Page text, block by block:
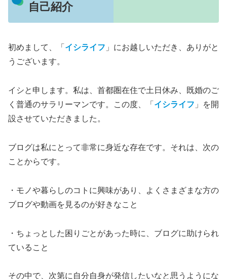
自己紹介
初めまして、「 イシライフ 」にお越しいただき、ありがと
うございます。
イシと申します。私は、首都圏在住で土日休み、既婚のご
く普通のサラリーマンです。この度、「 イシライフ 」を開
設させていただきました。
ブログは私にとって非常に身近な存在です。それは、次の
ことからです。
・モノや暮らしのコトに興味があり、よくさまざまな方の
ブログや動画を見るのが好きなこと
・ちょっとした困りごとがあった時に、ブログに助けられ
ていること
その中で、次第に自分自身が発信したいなと思うようにな